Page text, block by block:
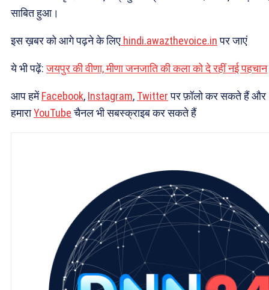
साबित हुआ।
इस ख़बर को आगे पढ़ने के लिए hindi.awazthevoice.inपर जाएं
ये भी पढ़ें:जयपुर की वीणा, मीणा जनजाति की कला को दे रहीं नई पहचान
आप हमेंFacebook, Instagram, Twitterपर फ़ॉलो कर सकते हैं और
हमाराYouTubeचैनल भी सबस्क्राइब कर सकते हैं